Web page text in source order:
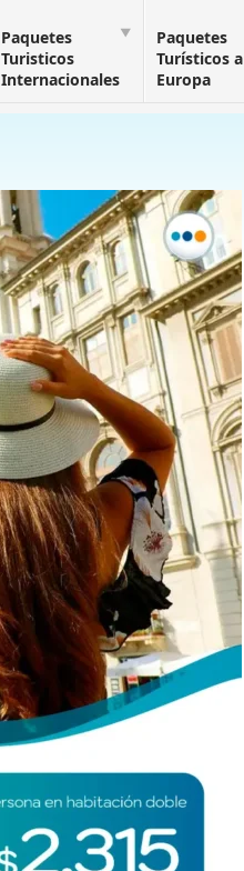
Paquetes
Turisticos
Internacionales
Paquetes
Turísticos a
Europa